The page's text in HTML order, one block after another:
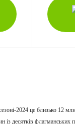
2024 це близько 12
десятків флагманських